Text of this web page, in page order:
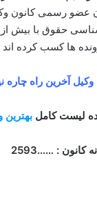
عضو رسمی کانون
حقوق با بیش از
ها کسب کرده اند
وکیل آخرین راه
لیست کامل
کانون : ……2593